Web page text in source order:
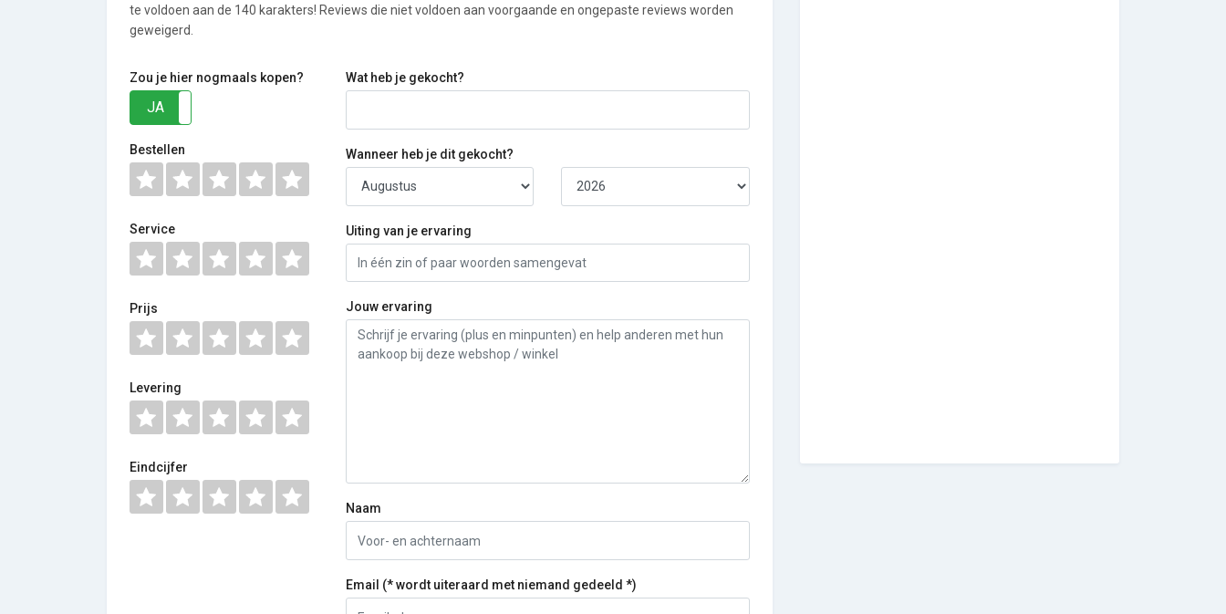
te voldoen aan de 140 karakters! Reviews die niet voldoen aan voorgaande en ongepaste reviews worden
geweigerd.
Zou je hier nogmaals kopen?
JA
Bestellen
Service
Prijs
Levering
Eindcijfer
Wat heb je gekocht?
Wanneer heb je dit gekocht?
Uiting van je ervaring
Jouw ervaring
Naam
Email (* wordt uiteraard met niemand gedeeld *)